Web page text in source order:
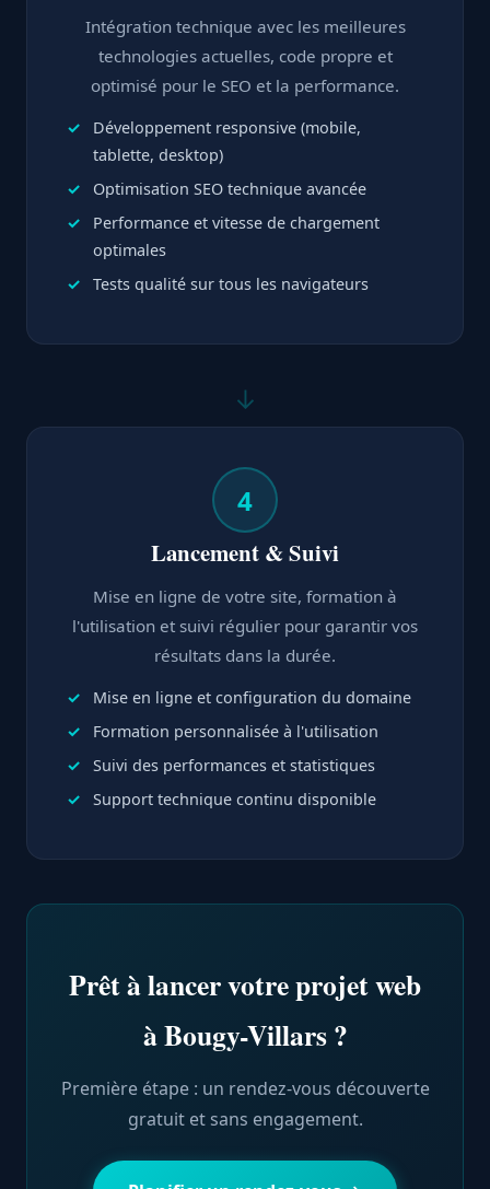
Intégration technique avec les meilleures
technologies actuelles, code propre et
optimisé pour le SEO et la performance.
Développement responsive (mobile,
tablette, desktop)
Optimisation SEO technique avancée
Performance et vitesse de chargement
optimales
Tests qualité sur tous les navigateurs
↓
4
Lancement & Suivi
Mise en ligne de votre site, formation à
l'utilisation et suivi régulier pour garantir vos
résultats dans la durée.
Mise en ligne et configuration du domaine
Formation personnalisée à l'utilisation
Suivi des performances et statistiques
Support technique continu disponible
Prêt à lancer votre projet web
à Bougy-Villars ?
Première étape : un rendez-vous découverte
gratuit et sans engagement.